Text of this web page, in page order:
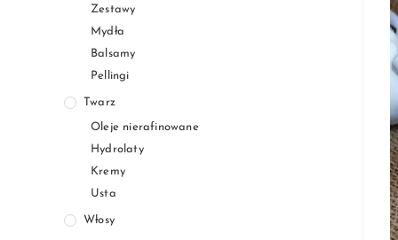
Zestawy
Mydła
Balsamy
Pellingi
Twarz
Oleje nierafinowane
Hydrolaty
Kremy
Usta
Włosy